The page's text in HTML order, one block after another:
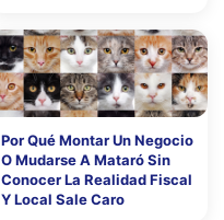
Por Qué Montar Un Negocio
O Mudarse A Mataró Sin
Conocer La Realidad Fiscal
Y Local Sale Caro